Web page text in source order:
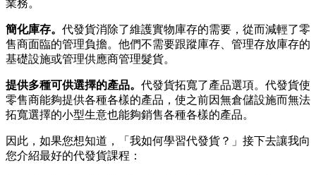
業務。
簡化庫存。 代發貨消除了維護實物庫存的需要，從而減輕了零
售商面臨的管理負擔。他們不需要跟蹤庫存、管理存放庫存的
基礎設施或管理供應商管理髮貨。
提供多種可供選擇的產品。 代發貨拓寬了產品選項。代發貨使
零售商能夠提供各種各樣的產品，使之前因無倉儲設施而無法
拓寬選擇的小型生意也能夠銷售各種各樣的產品。
因此，如果您想知道，「我如何學習代發貨？」接下去讓我向
您介紹最好的代發貨課程：